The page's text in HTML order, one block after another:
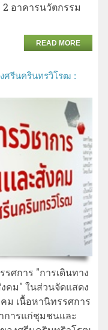
อาคารนวัตกรรม
READ MORE
ศรีนครินทรวิโรฒ :
ศการ "การเดินทาง
คม" ในส่วนจัดแสดง
ม เนื้อหานิทรรศการ
การแก่ชุมชนและ